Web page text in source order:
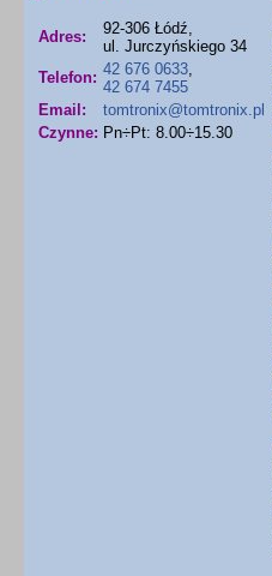
Adres:
92-306 Łódź,
ul. Jurczyńskiego 34
Telefon: 42 676 0633,
42 674 7455
Email:
tomtronix@tomtronix.pl
Czynne: Pn÷Pt: 8.00÷15.30